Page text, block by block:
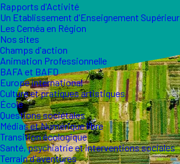
Rapports d'Activité
Un Etablissement d'Enseignement Supérieur
Les Ceméa en Région
Nos sites
Champs d'action
Animation Professionnelle
BAFA et BAFD
Europe international
Culture et pratiques artistiques
École
Questions sociétales
Médias et Numérique libre
Transition écologique
Santé, psychiatrie et interventions sociales
Terrain d'aventures